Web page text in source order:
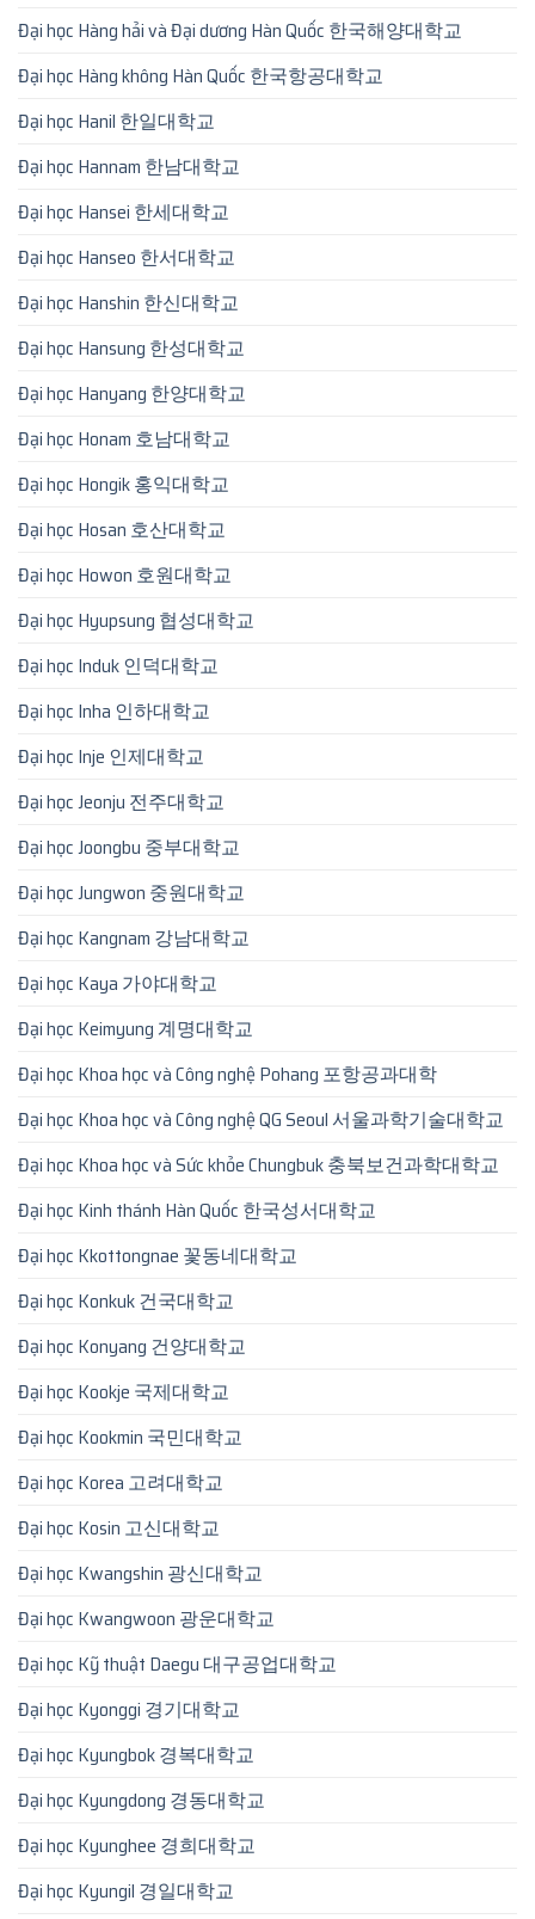
Đại học Hàng hải và Đại dương Hàn Quốc 한국해양대학교
Đại học Hàng không Hàn Quốc 한국항공대학교
Đại học Hanil 한일대학교
Đại học Hannam 한남대학교
Đại học Hansei 한세대학교
Đại học Hanseo 한서대학교
Đại học Hanshin 한신대학교
Đại học Hansung 한성대학교
Đại học Hanyang 한양대학교
Đại học Honam 호남대학교
Đại học Hongik 홍익대학교
Đại học Hosan 호산대학교
Đại học Howon 호원대학교
Đại học Hyupsung 협성대학교
Đại học Induk 인덕대학교
Đại học Inha 인하대학교
Đại học Inje 인제대학교
Đại học Jeonju 전주대학교
Đại học Joongbu 중부대학교
Đại học Jungwon 중원대학교
Đại học Kangnam 강남대학교
Đại học Kaya 가야대학교
Đại học Keimyung 계명대학교
Đại học Khoa học và Công nghệ Pohang 포항공과대학
Đại học Khoa học và Công nghệ QG Seoul 서울과학기술대학교
Đại học Khoa học và Sức khỏe Chungbuk 충북보건과학대학교
Đại học Kinh thánh Hàn Quốc 한국성서대학교
Đại học Kkottongnae 꽃동네대학교
Đại học Konkuk 건국대학교
Đại học Konyang 건양대학교
Đại học Kookje 국제대학교
Đại học Kookmin 국민대학교
Đại học Korea 고려대학교
Đại học Kosin 고신대학교
Đại học Kwangshin 광신대학교
Đại học Kwangwoon 광운대학교
Đại học Kỹ thuật Daegu 대구공업대학교
Đại học Kyonggi 경기대학교
Đại học Kyungbok 경복대학교
Đại học Kyungdong 경동대학교
Đại học Kyunghee 경희대학교
Đại học Kyungil 경일대학교